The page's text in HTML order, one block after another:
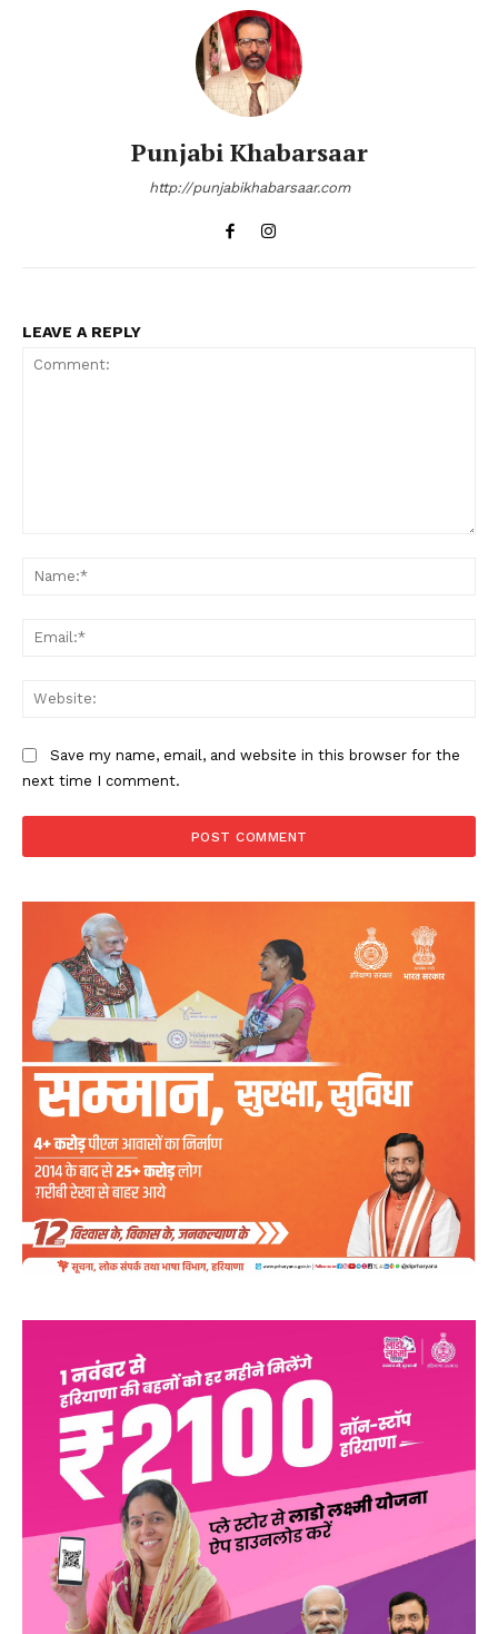
Punjabi Khabarsaar
http://punjabikhabarsaar.com
LEAVE A REPLY
Save my name, email, and website in this browser for the
next time I comment.